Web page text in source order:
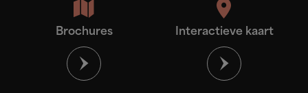
Brochures Interactieve kaart